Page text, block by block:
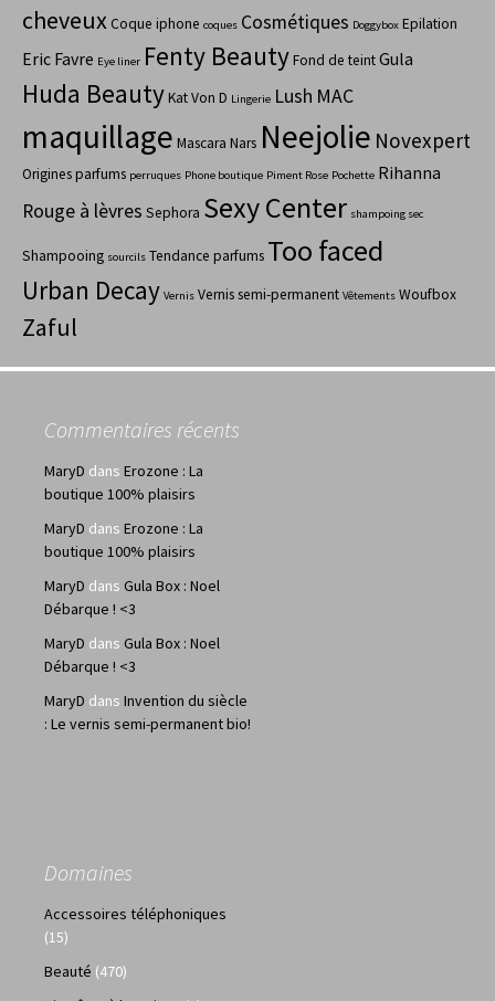
cheveuxCoque iphone coques Cosmétiques Doggybox Epilation
Eric Favre Eye liner Fenty BeautyFond de teintGula
Huda BeautyKat Von D Lingerie Lush MAC
maquillage Mascara Nars Neejolie Novexpert
Origines parfums perruques Phone boutique Piment Rose Pochette Rihanna
Rouge à lèvres Sephora Sexy Center shampoing sec
Shampooing sourcils Tendance parfums Too faced
Urban Decay Vernis Vernis semi-permanent Vêtements Woufbox
Zaful
Commentaires récents
MaryD dans Erozone : La
boutique 100% plaisirs
MaryD dans Erozone : La
boutique 100% plaisirs
MaryD dans Gula Box : Noel
Débarque ! <3
MaryD dans Gula Box : Noel
Débarque ! <3
MaryD dans Invention du siècle
: Le vernis semi-permanent bio!
Domaines
Accessoires téléphoniques
(15)
Beauté (470)